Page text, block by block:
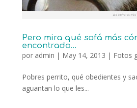
Pero mira qué sofá más
encontrado…
por admin | May 14, 2013 | Fotos
Pobres perrito, qué obedientes y
aguantan lo que les...